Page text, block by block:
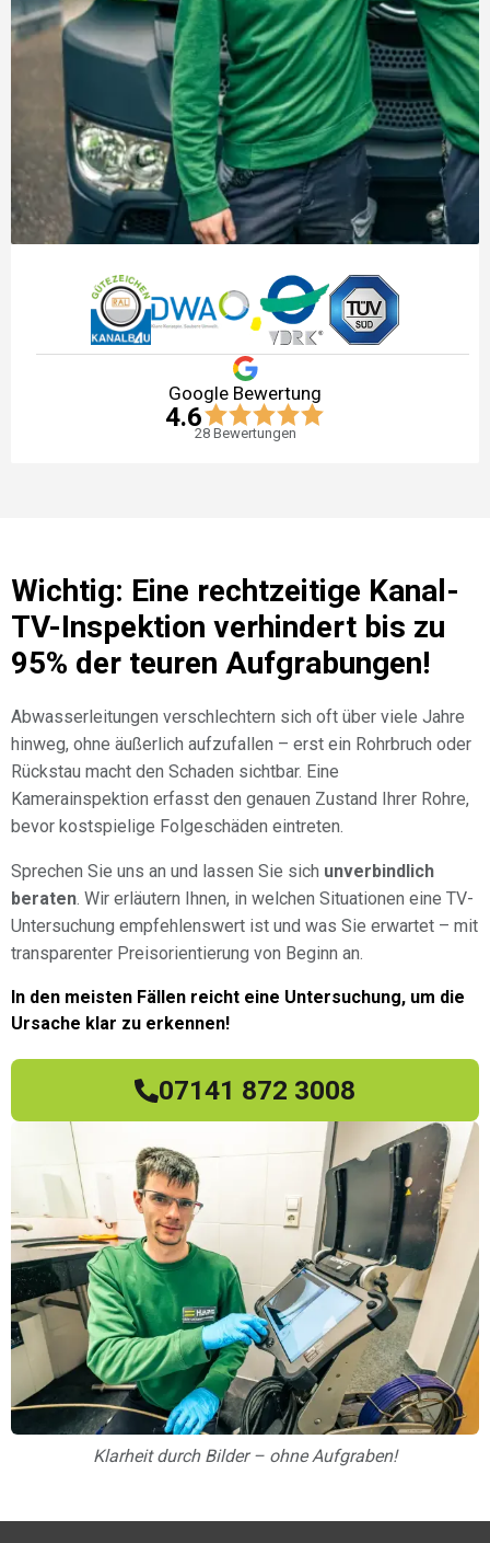
Google Bewertung
4.6
28Bewertungen
Klarheit durch Bilder – ohne Aufgraben!
Wichtig: Eine rechtzeitige Kanal-
TV-Inspektion verhindert bis zu
95% der teuren Aufgrabungen!
Abwasserleitungen verschlechtern sich oft über viele Jahre
hinweg, ohne äußerlich aufzufallen – erst ein Rohrbruch oder
Rückstau macht den Schaden sichtbar. Eine
Kamerainspektion erfasst den genauen Zustand Ihrer Rohre,
bevor kostspielige Folgeschäden eintreten.
Sprechen Sie uns an und lassen Sie sich unverbindlich
beraten. Wir erläutern Ihnen, in welchen Situationen eine TV-
Untersuchung empfehlenswert ist und was Sie erwartet – mit
transparenter Preisorientierung von Beginn an.
In den meisten Fällen reicht eine Untersuchung, um die
Ursache klar zu erkennen!
07141 872 3008